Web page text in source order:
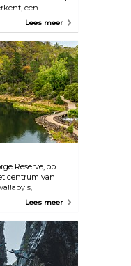
een
wildernis,
gebaande
Lees meer
Reserve, op
centrum van
populaire
de rotswand dat
de schaduwrijke
ligt een
planten.
maak een ritje
Lees meer